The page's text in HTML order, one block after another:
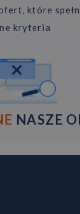
które
kryteria
NASZE